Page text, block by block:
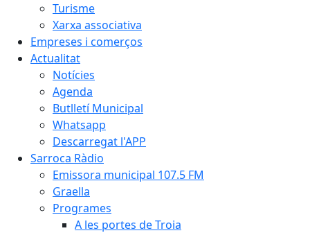
Turisme
Xarxa associativa
Empreses i comerços
Actualitat
Notícies
Agenda
Butlletí Municipal
Whatsapp
Descarregat l'APP
Sarroca Ràdio
Emissora municipal 107.5 FM
Graella
Programes
A les portes de Troia